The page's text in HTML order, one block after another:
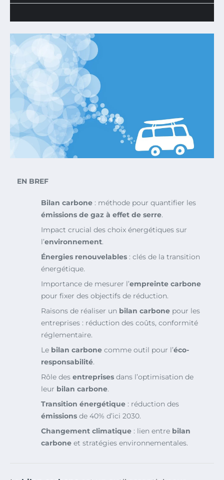
EN BREF
Bilan carbone : méthode pour quantifier les
émissions de gaz à effet de serre.
Impact crucial des choix énergétiques sur
l’environnement.
Énergies renouvelables : clés de la transition
énergétique.
Importance de mesurer l’empreinte carbone
pour fixer des objectifs de réduction.
Raisons de réaliser un bilan carbone pour les
entreprises : réduction des coûts, conformité
réglementaire.
Le bilan carbone comme outil pour l’éco-
responsabilité.
Rôle des entreprises dans l’optimisation de
leur bilan carbone.
Transition énergétique : réduction des
émissions de 40% d’ici 2030.
Changement climatique : lien entre bilan
carbone et stratégies environnementales.